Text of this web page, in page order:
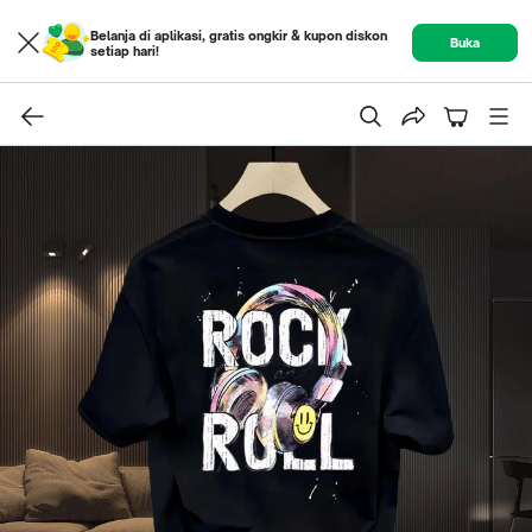
Belanja di aplikasi, gratis ongkir & kupon diskon
setiap hari!
Buka